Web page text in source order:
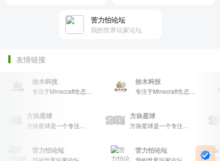
苦力怕论坛
我的世界玩家论坛
友情链接
拾木科技
专注于Minecraft生态建设
拾木科技
专注于Minecraft生态建设
方块星球 方块星球
苦力怕论坛 苦力怕论坛